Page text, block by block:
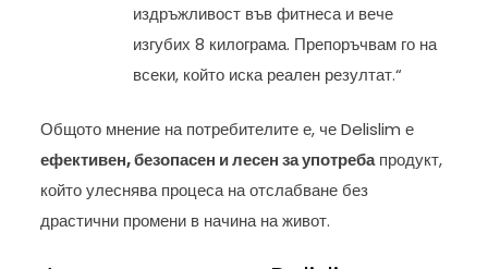
издръжливост във фитнеса и вече
изгубих 8 килограма. Препоръчвам го на
всеки, който иска реален резултат.“
Общото мнение на потребителите е, че Delislim е
ефективен, безопасен и лесен за употребапродукт,
който улеснява процеса на отслабване без
драстични промени в начина на живот.